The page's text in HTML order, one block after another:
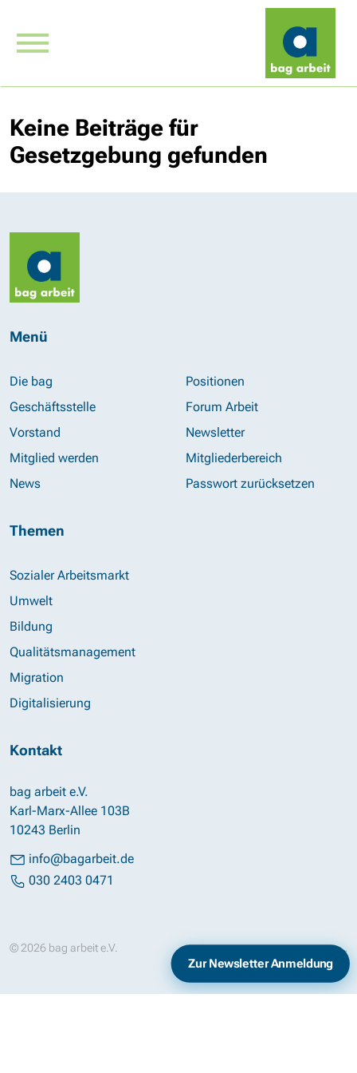
Keine Beiträge für
Gesetzgebung gefunden
Menü
Die bag
Geschäftsstelle
Vorstand
Mitglied werden
News
Positionen
Forum Arbeit
Newsletter
Mitgliederbereich
Passwort zurücksetzen
Themen
Sozialer Arbeitsmarkt
Umwelt
Bildung
Qualitätsmanagement
Migration
Digitalisierung
Kontakt
bag arbeit e.V.
Karl-Marx-Allee 103B
10243 Berlin
info@bagarbeit.de
030 2403 0471
© 2026 bag arbeit e.V. Datenschutz
Zur Newsletter Anmeldung